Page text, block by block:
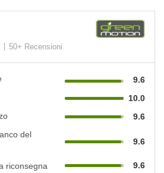
50+ Recensioni
9.6
10.0
9.6
del
9.6
riconsegna 9.6